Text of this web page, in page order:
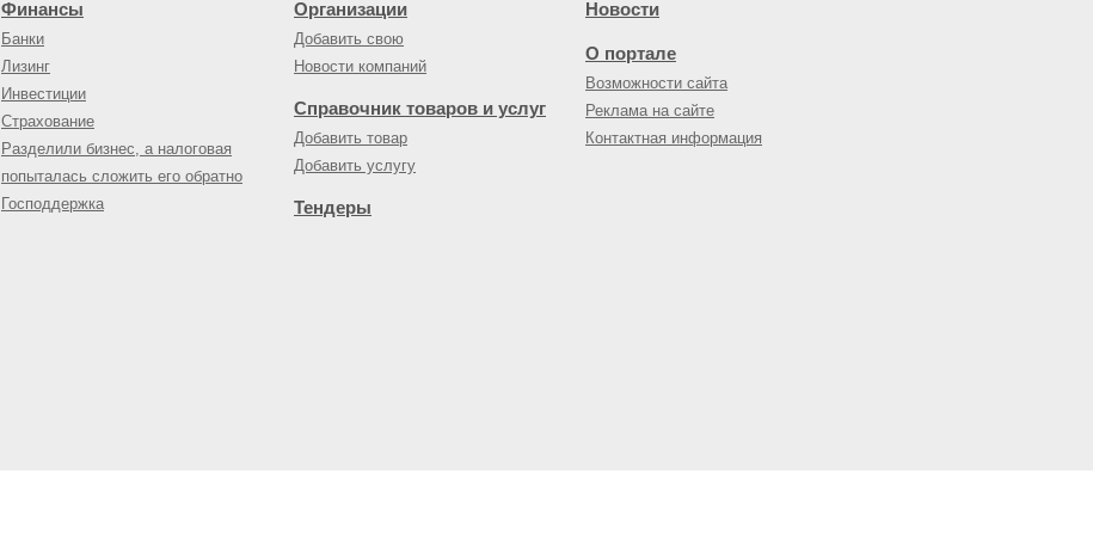
Финансы
Банки
Лизинг
Инвестиции
Страхование
Разделили бизнес, а налоговая
попыталась сложить его обратно
Господдержка
Организации
Добавить свою
Новости компаний
Справочник товаров и услуг
Добавить товар
Добавить услугу
Тендеры
Новости
О портале
Возможности сайта
Реклама на сайте
Контактная информация